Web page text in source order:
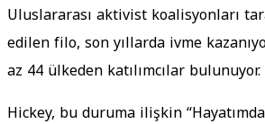
Uluslararası aktivist koalisyonları
edilen filo, son yıllarda ivme
az 44 ülkeden katılımcılar bulunuyor.
Hickey, bu duruma ilişkin